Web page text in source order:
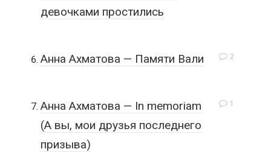
девочками простились
2
Анна Ахматова — Памяти Вали
1
Анна Ахматова — In memoriam
(А вы, мои друзья последнего
призыва)